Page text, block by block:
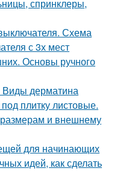
спринклеры,
Схема
с 3х мест
Основы ручного
Виды дерматина
плитку листовые.
и внешнему
для начинающих
идей, как сделать